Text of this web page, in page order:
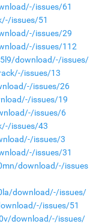
issues/61
issues/51
issues/29
issues/112
download/-/issues/
issues/13
issues/26
issues/19
issues/6
issues/43
issues/3
issues/31
download/-/issues
download/-/issues/
issues/51
download/-/issues/